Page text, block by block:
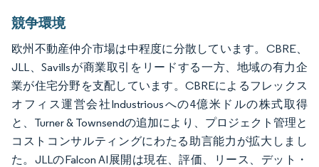
競争環境
欧州不動産仲介市場は中程度に分散しています。CBRE、
JLL、Savillsが商業取引をリードする一方、地域の有力企
業が住宅分野を支配しています。CBREによるフレックス
オフィス運営会社Industriousへの4億米ドルの株式取得
と、Turner & Townsendの追加により、プロジェクト管理と
コストコンサルティングにわたる助言能力が拡大しまし
た。JLLのFalcon AI展開は現在、評価、リース、デット・